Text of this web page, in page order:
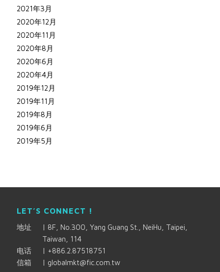
2021年3月
2020年12月
2020年11月
2020年8月
2020年6月
2020年4月
2019年12月
2019年11月
2019年8月
2019年6月
2019年5月
LET’S CONNECT !
地址 | 8F, No.300, Yang Guang St., NeiHu, Taipei,
Taiwan, 114
电话
| +886.2.87518751
信箱
| globalmkt@fic.com.tw